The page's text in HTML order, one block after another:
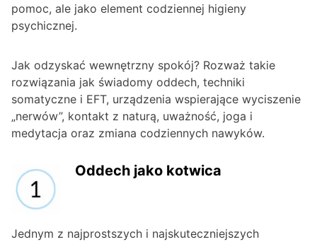
pomoc, ale jako element codziennej higieny
psychicznej.
Jak odzyskać wewnętrzny spokój? Rozważ takie
rozwiązania jak świadomy oddech, techniki
somatyczne i EFT, urządzenia wspierające wyciszenie
„nerwów”, kontakt z naturą, uważność, joga i
medytacja oraz zmiana codziennych nawyków.
Oddech jako kotwica
Jednym z najprostszych i najskuteczniejszych